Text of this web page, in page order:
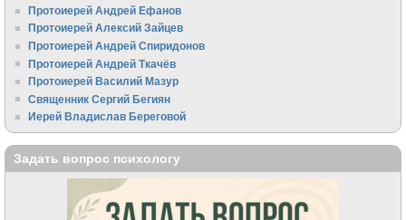
Протоиерей Андрей Ефанов
Протоиерей Алексий Зайцев
Протоиерей Андрей Спиридонов
Протоиерей Андрей Ткачёв
Протоиерей Василий Мазур
Священник Сергий Бегиян
Иерей Владислав Береговой
Задать вопрос психологу